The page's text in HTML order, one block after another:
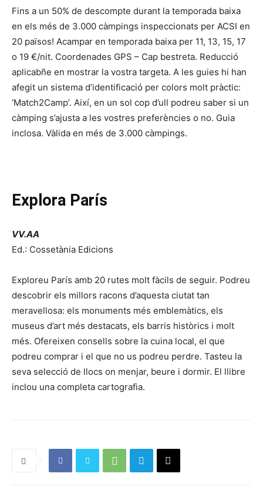
Fins a un 50% de descompte durant la temporada baixa
en els més de 3.000 càmpings inspeccionats per ACSI en
20 països! Acampar en temporada baixa per 11, 13, 15, 17
o 19 €/nit. Coordenades GPS – Cap bestreta. Reducció
aplicabñe en mostrar la vostra targeta. A les guies hi han
afegit un sistema d’identificació per colors molt pràctic:
‘Match2Camp’. Així, en un sol cop d’ull podreu saber si un
càmping s’ajusta a les vostres preferències o no. Guia
inclosa. Vàlida en més de 3.000 càmpings.
Explora París
VV.AA
Ed.: Cossetània Edicions
Exploreu París amb 20 rutes molt fàcils de seguir. Podreu
descobrir els millors racons d’aquesta ciutat tan
meravellosa: els monuments més emblemàtics, els
museus d’art més destacats, els barris històrics i molt
més. Ofereixen consells sobre la cuina local, el que
podreu comprar i el que no us podreu perdre. Tasteu la
seva selecció de llocs on menjar, beure i dormir. El llibre
inclou una completa cartografia.